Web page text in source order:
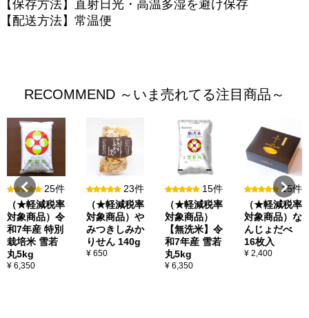
【保存方法】直射日光・高温多湿を避け保存
【配送方法】常温便
RECOMMEND ～いま売れてる注目商品～
25件
（★軽減税率
対象商品）令
和7年産 特別
栽培米 雪若
丸5kg
¥ 6,350
23件
（★軽減税率
対象商品）や
みつきしみか
りせん 140g
¥ 650
15件
（★軽減税率
対象商品）
【無洗米】令
和7年産 雪若
丸5kg
¥ 6,350
15件
（★軽減税率
対象商品）な
んじょだべ
16枚入
¥ 2,400